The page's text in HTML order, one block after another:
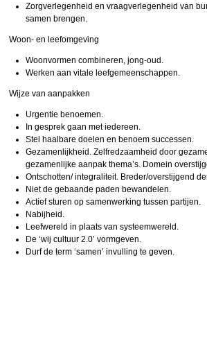
Zorgverlegenheid en vraagverlegenheid van
samen brengen.
Woon- en leefomgeving
Woonvormen combineren, jong-oud.
Werken aan vitale leefgemeenschappen.
Wijze van aanpakken
Urgentie benoemen.
In gesprek gaan met iedereen.
Stel haalbare doelen en benoem successen.
Gezamenlijkheid. Zelfredzaamheid door
gezamenlijke aanpak thema’s. Domein
Ontschotten/ integraliteit. Breder/overstijgend
Niet de gebaande paden bewandelen.
Actief sturen op samenwerking tussen partijen.
Nabijheid.
Leefwereld in plaats van systeemwereld.
De ‘wij cultuur 2.0’ vormgeven.
Durf de term ‘samen’ invulling te geven.